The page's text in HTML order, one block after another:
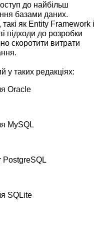
до найбільш
базами даних.
як Entity Framework і
підходи до розробки
скоротити витрати
у таких редакціях:
Oracle
MySQL
PostgreSQL
SQLite